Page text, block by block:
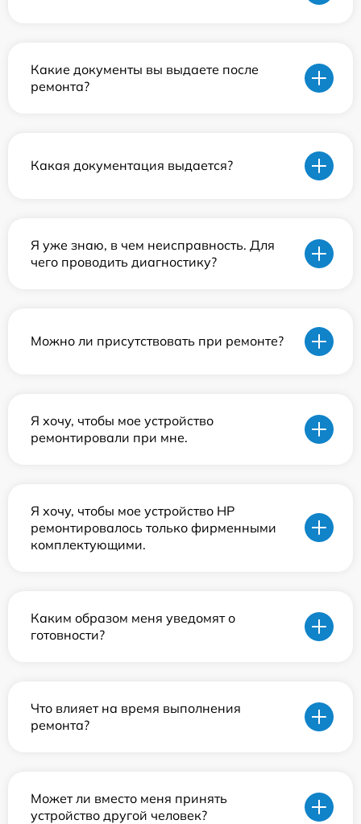
Какие документы вы выдаете после
ремонта?
Какая документация выдается?
Я уже знаю, в чем неисправность. Для
чего проводить диагностику?
Можно ли присутствовать при ремонте?
Я хочу, чтобы мое устройство
ремонтировали при мне.
Я хочу, чтобы мое устройство HP
ремонтировалось только фирменными
комплектующими.
Каким образом меня уведомят о
готовности?
Что влияет на время выполнения
ремонта?
Может ли вместо меня принять
устройство другой человек?